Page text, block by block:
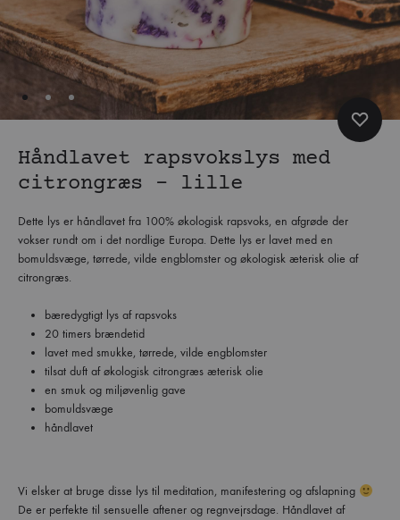
Håndlavet rapsvokslys med
citrongræs – lille
Dette lys er håndlavet fra 100% økologisk rapsvoks, en afgrøde der
vokser rundt om i det nordlige Europa. Dette lys er lavet med en
bomuldsvæge, tørrede, vilde engblomster og økologisk æterisk olie af
citrongræs.
bæredygtigt lys af rapsvoks
20 timers brændetid
lavet med smukke, tørrede, vilde engblomster
tilsat duft af økologisk citrongræs æterisk olie
en smuk og miljøvenlig gave
bomuldsvæge
håndlavet
Vi elsker at bruge disse lys til meditation, manifestering og afslapning
De er perfekte til sensuelle aftener og regnvejrsdage. Håndlavet af